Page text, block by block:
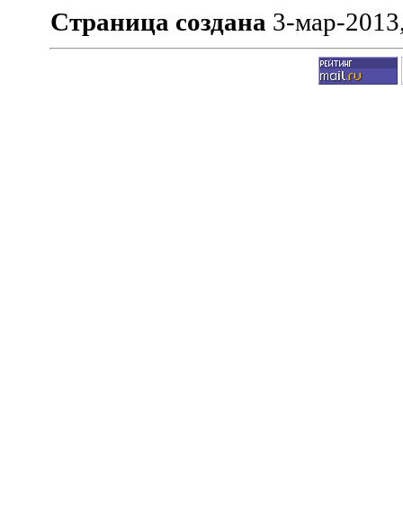
Страница создана 3-мар-2013